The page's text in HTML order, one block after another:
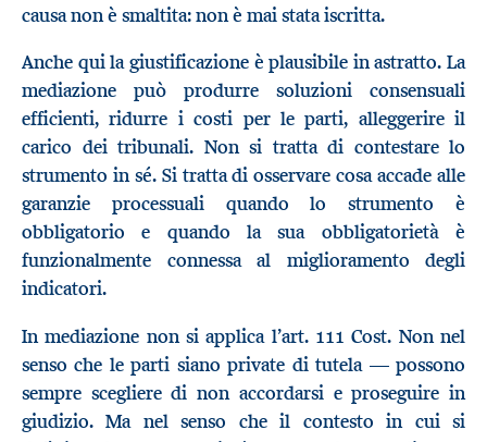
causa non è smaltita: non è mai stata iscritta.
Anche qui la giustificazione è plausibile in astratto. La
mediazione può produrre soluzioni consensuali
efficienti, ridurre i costi per le parti, alleggerire il
carico dei tribunali. Non si tratta di contestare lo
strumento in sé. Si tratta di osservare cosa accade alle
garanzie processuali quando lo strumento è
obbligatorio e quando la sua obbligatorietà è
funzionalmente connessa al miglioramento degli
indicatori.
In mediazione non si applica l’art. 111 Cost. Non nel
senso che le parti siano private di tutela — possono
sempre scegliere di non accordarsi e proseguire in
giudizio. Ma nel senso che il contesto in cui si